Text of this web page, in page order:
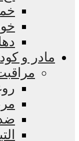
مادر و